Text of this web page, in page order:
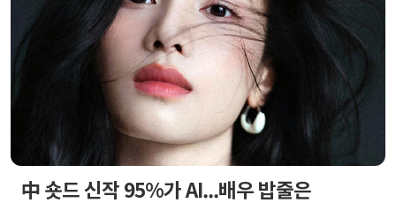
中 숏드 신작 95%가 AI...배우 밥줄은